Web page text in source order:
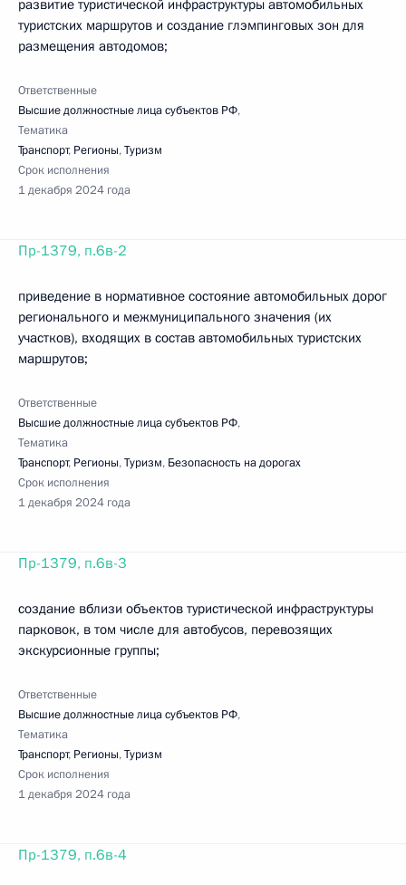
развитие туристической инфраструктуры автомобильных
туристских маршрутов и создание глэмпинговых зон для
размещения автодомов;
Ответственные
Высшие должностные лица субъектов РФ,
Тематика
Транспорт, Регионы,Туризм
Срок исполнения
1 декабря 2024 года
Пр-1379, п.6в-2
приведение в нормативное состояние автомобильных дорог
регионального и межмуниципального значения (их
участков), входящих в состав автомобильных туристских
маршрутов;
Ответственные
Высшие должностные лица субъектов РФ,
Тематика
Транспорт, Регионы,Туризм, Безопасность на дорогах
Срок исполнения
1 декабря 2024 года
Пр-1379, п.6в-3
создание вблизи объектов туристической инфраструктуры
парковок, в том числе для автобусов, перевозящих
экскурсионные группы;
Ответственные
Высшие должностные лица субъектов РФ,
Тематика
Транспорт, Регионы,Туризм
Срок исполнения
1 декабря 2024 года
Пр-1379, п.6в-4